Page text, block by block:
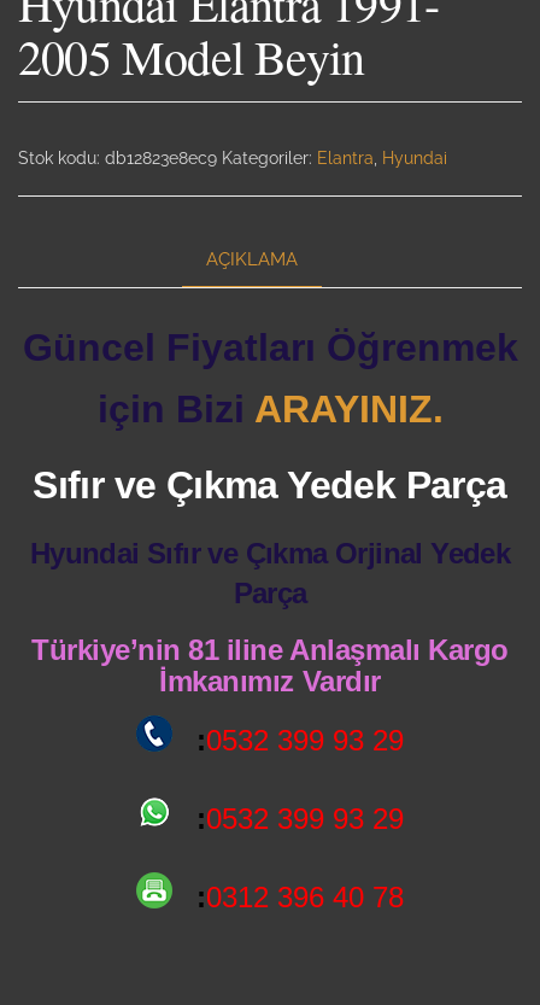
2005 Model Beyin
Stok kodu: db12823e8ec9 Kategoriler: Elantra Hyundai
AÇIKLAMA
Güncel Fiyatları Öğrenmek
için Bizi ARAYINIZ.
Sıfır ve Çıkma Yedek Parça
Hyundai Sıfır ve Çıkma Orjinal Yedek
Parça
Türkiye’nin 81 iline Anlaşmalı Kargo
İmkanımız Vardır
:0532 399 93 29
:0532 399 93 29
:0312 396 40 78